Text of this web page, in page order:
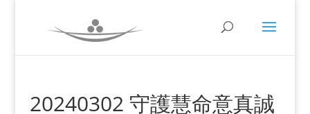
20240302 守護慧命意真誠